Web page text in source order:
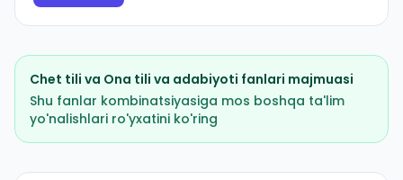
Chet tili va Ona tili va adabiyoti fanlari majmuasi
Shu fanlar kombinatsiyasiga mos boshqa ta'lim
yo'nalishlari ro'yxatini ko'ring